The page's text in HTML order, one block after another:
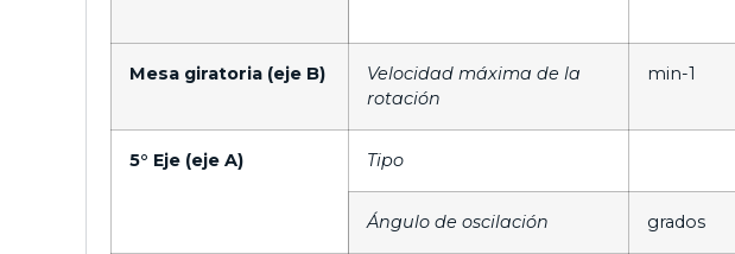
Mesa giratoria (eje B)
Velocidad máxima de la
rotación
min-1
5° Eje (eje A) Tipo
Ángulo de oscilación grados